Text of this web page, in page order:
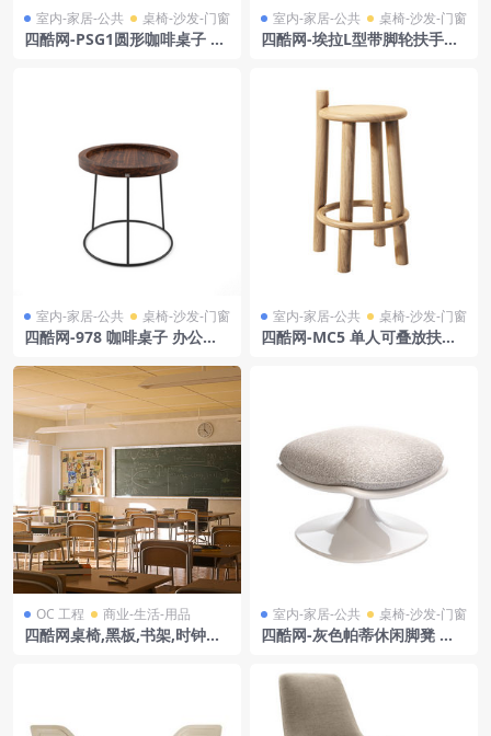
室内-家居-公共 桌椅-沙发-门窗
四酷网-PSG1圆形咖啡桌子 办
室内-家居-公共 桌椅-沙发-门窗
四酷网-埃拉L型带脚轮扶手椅
室内-家居-公共 桌椅-沙发-门窗
四酷网-978 咖啡桌子 办公桌
f Benz
室内-家居-公共 桌椅-沙发-门窗
四酷网-MC5 单人可叠放扶手
OC 工程 商业-生活-用品
四酷网桌椅,黑板,书架,时钟及
室内-家居-公共 桌椅-沙发-门窗
四酷网-灰色帕蒂休闲脚凳 米